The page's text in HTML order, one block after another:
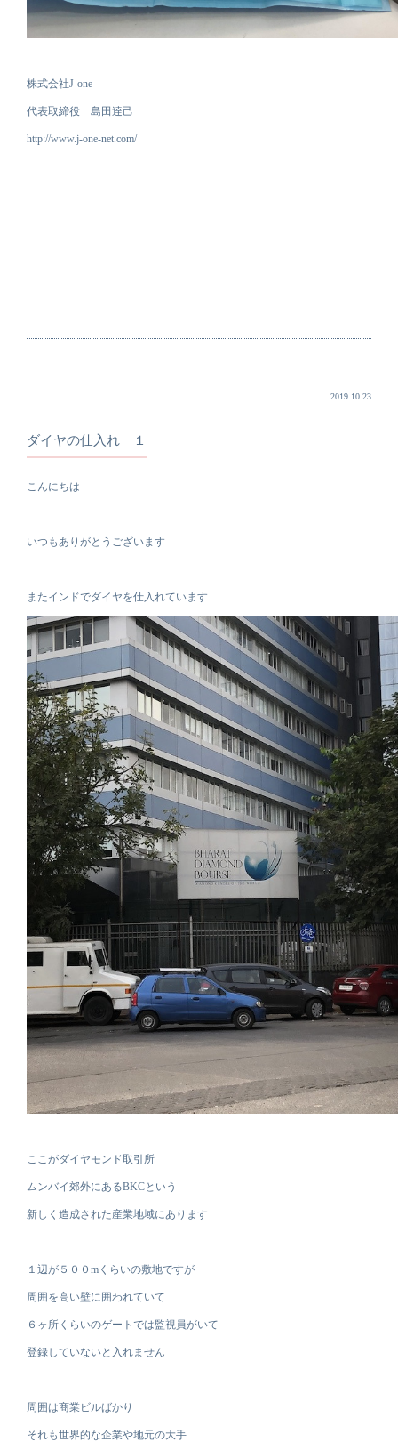
株式会社J-one
代表取締役 島田逹己
http://www.j-one-net.com/
2019.10.23
ダイヤの仕入れ １
こんにちは
いつもありがとうございます
またインドでダイヤを仕入れています
ここがダイヤモンド取引所
ムンバイ郊外にあるBKCという
新しく造成された産業地域にあります
１辺が５００mくらいの敷地ですが
周囲を高い壁に囲われていて
６ヶ所くらいのゲートでは監視員がいて
登録していないと入れません
周囲は商業ビルばかり
それも世界的な企業や地元の大手